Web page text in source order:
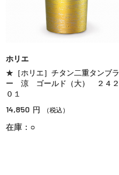
ホリエ
★［ホリエ］チタン二重タンブラ
ー 涼 ゴールド（大） ２４２
０１
14,850 円 （税込）
在庫：○